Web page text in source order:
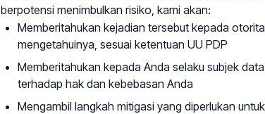
berpotensi menimbulkan risiko, kami akan:
Memberitahukan kejadian tersebut kepada
mengetahuinya, sesuai ketentuan UU PDP
Memberitahukan kepada Anda selaku subjek
terhadap hak dan kebebasan Anda
Mengambil langkah mitigasi yang diperlukan